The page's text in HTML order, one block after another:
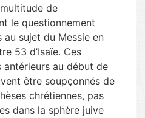
de
le questionnement
au sujet du Messie en
53 d’Isaïe. Ces
au début de
être soupçonnés de
chrétiennes, pas
dans la sphère juive